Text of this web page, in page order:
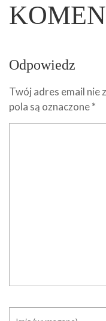
Odpowiedz
Twój adres email nie
pola są oznaczone*